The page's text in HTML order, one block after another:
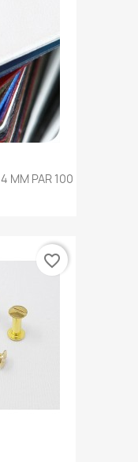
MM PAR 100
favorite_border